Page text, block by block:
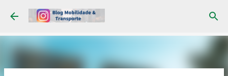
Pular para o conteúdo principal